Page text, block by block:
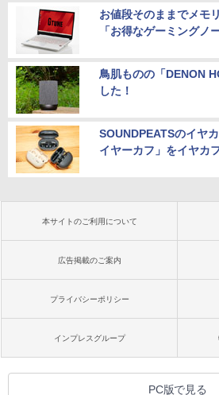
お値段そのままでメモ
「お得なゲーミングノ
鳥肌ものの「DENON
した！
SOUNDPEATSのイヤ
イヤーカフ」をイヤカ
本サイトのご利用について
広告掲載のご案内
プライバシーポリシー
インプレスグループ
PC版で見る